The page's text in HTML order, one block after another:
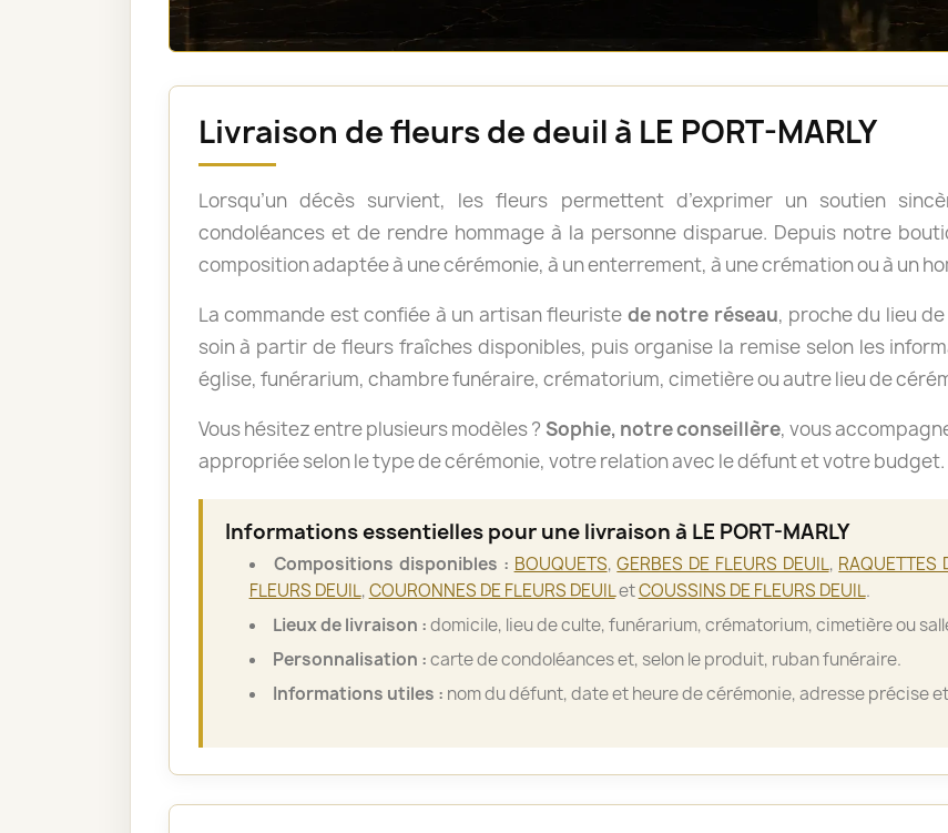
Livraison de fleurs de deuil à LE PORT-MARLY
Lorsqu’un décès survient, les fleurs permettent d’exprimer un soutien
condoléances et de rendre hommage à la personne disparue. Depuis notre
composition adaptée à une cérémonie, à un enterrement, à une crémation ou à un
La commande est confiée à un artisan fleuriste de notre réseau, proche du lieu
soin à partir de fleurs fraîches disponibles, puis organise la remise selon les
église, funérarium, chambre funéraire, crématorium, cimetière ou autre lieu de
Vous hésitez entre plusieurs modèles ? Sophie, notre conseillère, vous
appropriée selon le type de cérémonie, votre relation avec le défunt et votre budget.
Informations essentielles pour une livraison à LE PORT-MARLY
Compositions disponibles : BOUQUETS,GERBES DE FLEURS DEUIL, RAQUETTES
FLEURS DEUIL,COURONNES DE FLEURS DEUILetCOUSSINS DE FLEURS DEUIL.
Lieux de livraison :domicile, lieu de culte, funérarium, crématorium, cimetière ou
Personnalisation :carte de condoléances et, selon le produit, ruban funéraire.
Informations utiles : nom du défunt, date et heure de cérémonie, adresse précise